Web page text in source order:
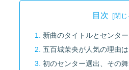
目次
新曲のタイトルとセンタ
五百城茉央が人気の理由
初のセンター選出、その